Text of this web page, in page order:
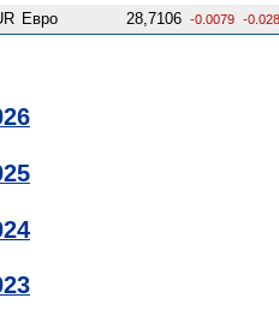
Евро 28,7106 -0.0079 -